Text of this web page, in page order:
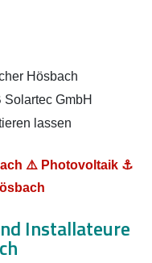
⚠️ Photovoltaik ⚓
Installateure